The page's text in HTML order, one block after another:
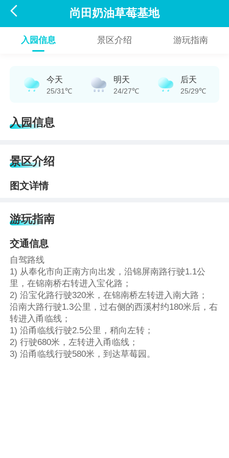
 尚田奶油草莓基地
入园信息 景区介绍 游玩指南
今天
25/31℃
明天
24/27℃
后天
25/29℃
入园信息
景区介绍
图文详情
游玩指南
交通信息
自驾路线
1) 从奉化市向正南方向出发，沿锦屏南路行驶1.1公
里，在锦南桥右转进入宝化路；
2) 沿宝化路行驶320米，在锦南桥左转进入南大路；
沿南大路行驶1.3公里，过右侧的西溪村约180米后，右
转进入甬临线；
1) 沿甬临线行驶2.5公里，稍向左转；
2) 行驶680米，左转进入甬临线；
3) 沿甬临线行驶580米，到达草莓园。